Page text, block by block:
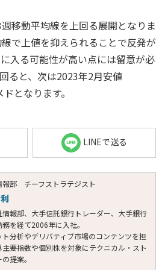
移動平均線を上回る展開となりま
で上値を抑えられることで反発が
入る可能性が高い点には留意が必
ると、次は2023年2月安値
となります。
LINEで送る
報部 チーフストラテジスト
情報部、大手信託銀行トレーダー、大手銀行
を経て2006年に入社。
ト分析やデリバティブ市場のコンテンツを担
主要指数や個別株を対象にテクニカル・スト
提案。